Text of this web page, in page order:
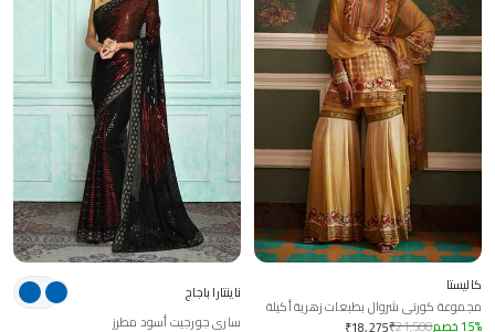
كاليستا
مجموعة كورتي شروال بطبعات زهرية أكيلة
₹18,275₹21,500 15% خصم
ناينتارا باجاج
ساري جورجيت أسود مطرز